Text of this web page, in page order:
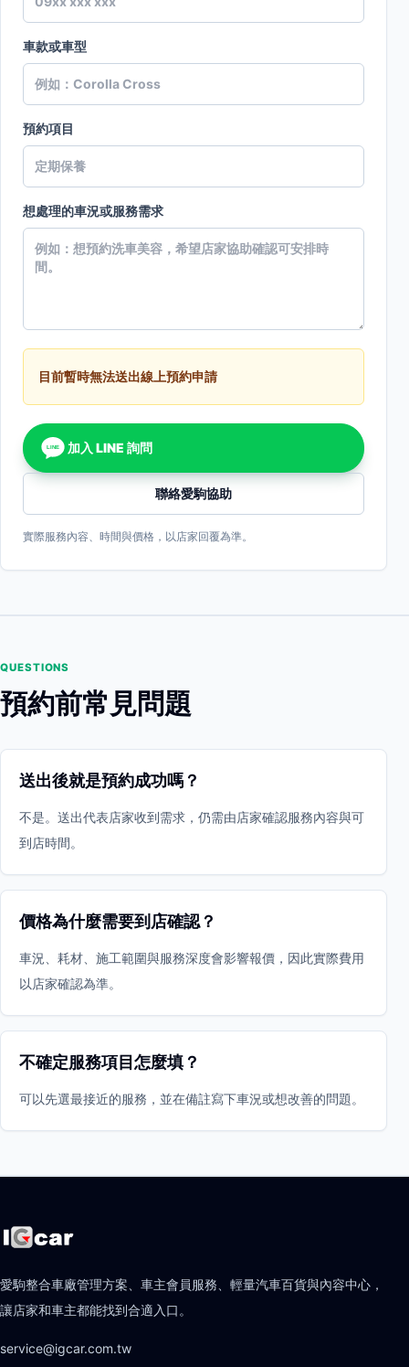
車款或車型
預約項目
想處理的車況或服務需求
目前暫時無法送出線上預約申請
LINE 加入 LINE 詢問
聯絡愛駒協助
實際服務內容、時間與價格，以店家回覆為準。
QUESTIONS
預約前常見問題
送出後就是預約成功嗎？
不是。送出代表店家收到需求，仍需由店家確認服務內容與可
到店時間。
價格為什麼需要到店確認？
車況、耗材、施工範圍與服務深度會影響報價，因此實際費用
以店家確認為準。
不確定服務項目怎麼填？
可以先選最接近的服務，並在備註寫下車況或想改善的問題。
愛駒整合車廠管理方案、車主會員服務、輕量汽車百貨與內容中心，
讓店家和車主都能找到合適入口。
service@igcar.com.tw